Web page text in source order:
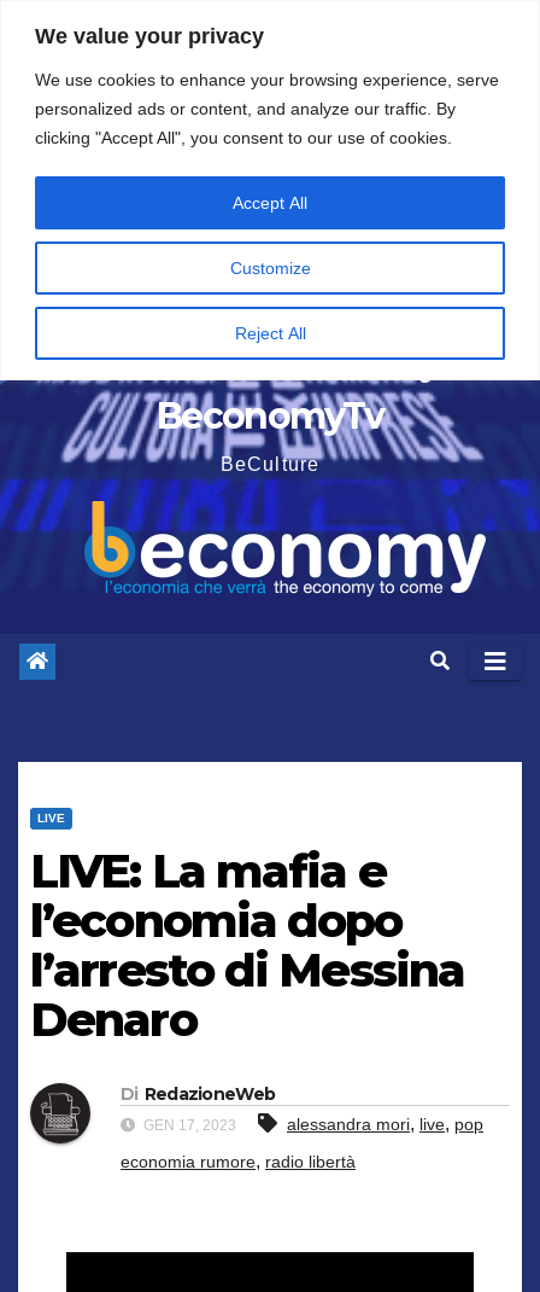
We value your privacy
We use cookies to enhance your browsing experience, serve
personalized ads or content, and analyze our traffic. By
clicking "Accept All", you consent to our use of cookies.
Customize
Reject All
Accept All
contenuto
5 Agosto 2026
BeconomyTv
BeCulture
LIVE
LIVE: La mafia e
l’economia dopo
l’arresto di Messina
Denaro
Di RedazioneWeb
GEN 17, 2023 alessandra mori, live, pop
economia rumore, radio libertà